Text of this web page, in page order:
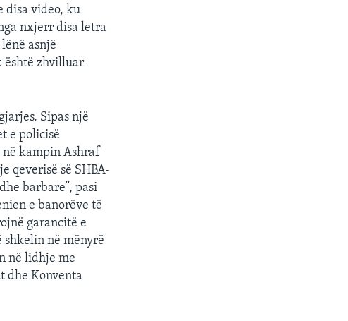
disa video, ku
nxjerr disa letra
asnjë
është zhvilluar
Sipas një
e policisë
kampin Ashraf
qeverisë së SHBA-
barbare”, pasi
e banorëve të
garancitë e
shkelin në mënyrë
në lidhje me
dhe Konventa